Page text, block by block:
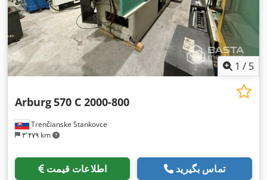
1 / 5
Trenčianske Stankovce
۳٬۴۷۹ km
Arburg570 C 2000-800
اطلاعات قیمت تماس بگیرید